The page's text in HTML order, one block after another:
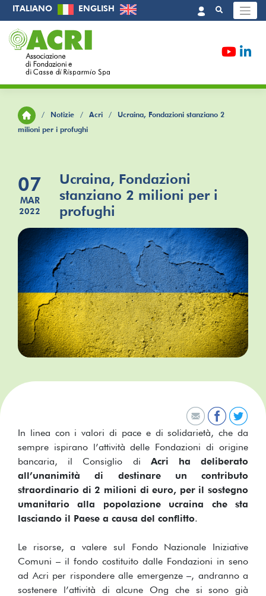
ITALIANO ENGLISH
/ Notizie / Acri /
Ucraina, Fondazioni stanziano 2
milioni per i profughi
07
MAR
2022
Ucraina, Fondazioni
stanziano 2 milioni per i
profughi
In linea con i valori di pace e di solidarietà, che da
sempre ispirano l’attività delle Fondazioni di origine
bancaria, il Consiglio di Acri ha deliberato
all’unanimità di destinare un contributo
straordinario di 2 milioni di euro, per il sostegno
umanitario alla popolazione ucraina che sta
lasciando il Paese a causa del conflitto.
Le risorse, a valere sul Fondo Nazionale Iniziative
Comuni – il fondo costituito dalle Fondazioni in seno
ad Acri per rispondere alle emergenze –, andranno a
sostenere l’attività di alcune Ong che si sono già